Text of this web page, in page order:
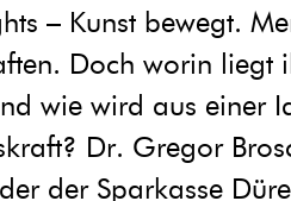
– Kunst bewegt.
Doch worin liegt
wie wird aus einer
Dr. Gregor
der Sparkasse